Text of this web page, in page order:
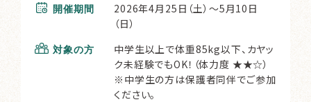
開催期間
2026年4月25日（土）～5月10日
（日）
対象の方
中学生以上で体重85kg以下、カヤッ
ク未経験でもOK！（体力度 ★★☆）
※中学生の方は保護者同伴でご参加
ください。